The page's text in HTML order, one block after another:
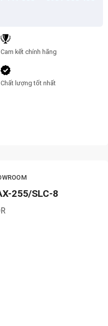
Cam kết chính hãng
Chất lượng tốt nhất
255/SLC-8